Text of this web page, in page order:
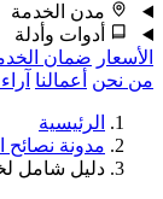
مدن الخدمة
أدوات وأدلة
الأسعار ضمان
من نحن
أعمالنا
الرئيسية
مدونة نصائح
دليل شامل